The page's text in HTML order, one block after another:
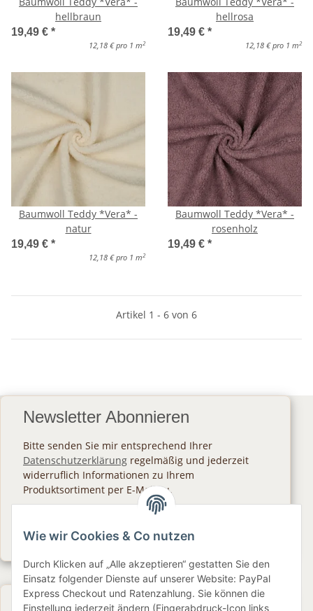
hellbraun
19,49 € *
12,18 € pro 1 m 2
hellrosa
19,49 € *
12,18 € pro 1 m 2
Baumwoll Teddy *Vera* -
natur
19,49 € *
12,18 € pro 1 m 2
Baumwoll Teddy *Vera* -
rosenholz
19,49 € *
Artikel 1 - 6 von 6
Newsletter Abonnieren
Bitte senden Sie mir entsprechend Ihrer
Datenschutzerklärung regelmäßig und jederzeit
widerruflich Informationen zu Ihrem
Produktsortiment per E-Mail zu.
Newsletter Abonnieren
Gesetzliche Informationen
Wie wir Cookies & Co nutzen
Durch Klicken auf „Alle akzeptieren“ gestatten Sie den
Einsatz folgender Dienste auf unserer Website: PayPal
Express Checkout und Ratenzahlung. Sie können die
Einstellung jederzeit ändern (Fingerabdruck-Icon links